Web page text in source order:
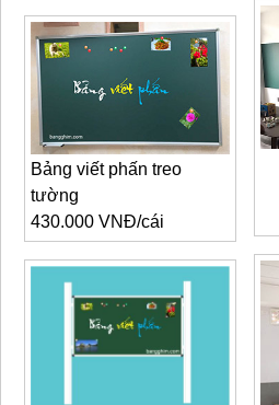
Bảng viết phấn treo
tường
430.000 VNĐ/cái